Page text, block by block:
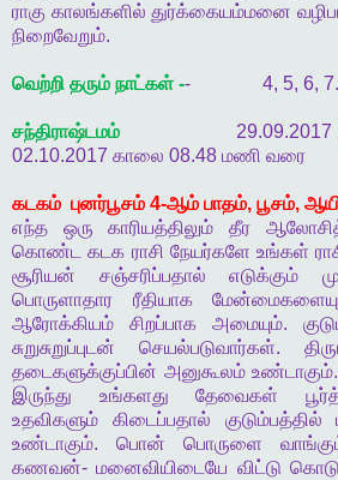
ராகு காலங்களில் துர்க்கையம்மனை
நிறைவேறும்.
வெற்றி தரும் நாட்கள் -- 4, 5, 6, 7.
சந்திராஷ்டமம் 29.09.2017
02.10.2017 காலை 08.48 மணி வரை
கடகம் புனர்பூசம் 4-ஆம் பாதம், பூசம்,
எந்த
ஒரு காரியத்திலும் தீர
கொண்ட
கடக ராசி நேயர்களே உங்கள்
சூரியன்
சஞ்சரிப்பதால் எடுக்கும்
பொருளாதார
ரீதியாக
ஆரோக்கியம்
சிறப்பாக அமையும்.
சுறுசுறுப்புடன்
செயல்படுவார்கள்.
தடைகளுக்குப்பின் அனுகூலம் உண்டாகும்.
இருந்து
உங்களது தேவைகள்
உதவிகளும்
கிடைப்பதால் குடும்பத்தில்
உண்டாகும். பொன் பொருளை
கணவன்-மனைவியிடையே விட்டு